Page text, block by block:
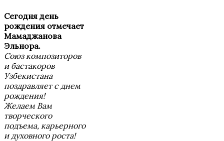
Сегодня день
рождения отмечает
Мамаджанова
Эльнора.
Союз композиторов
и бастакоров
Узбекистана
поздравляет с днем
рождения!
Желаем Вам
творческого
подъема, карьерного
и духовного роста!